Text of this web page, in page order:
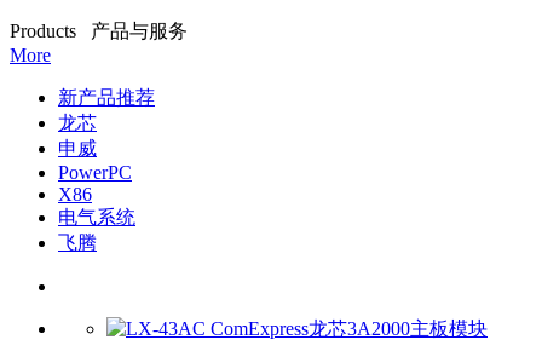
Products 产品与服务
More
新产品推荐
龙芯
申威
PowerPC
X86
电气系统
飞腾